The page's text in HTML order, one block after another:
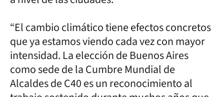
“El cambio climático tiene efectos concretos
que ya estamos viendo cada vez con mayor
intensidad. La elección de Buenos Aires
como sede de la Cumbre Mundial de
Alcaldes de C40 es un reconocimiento al